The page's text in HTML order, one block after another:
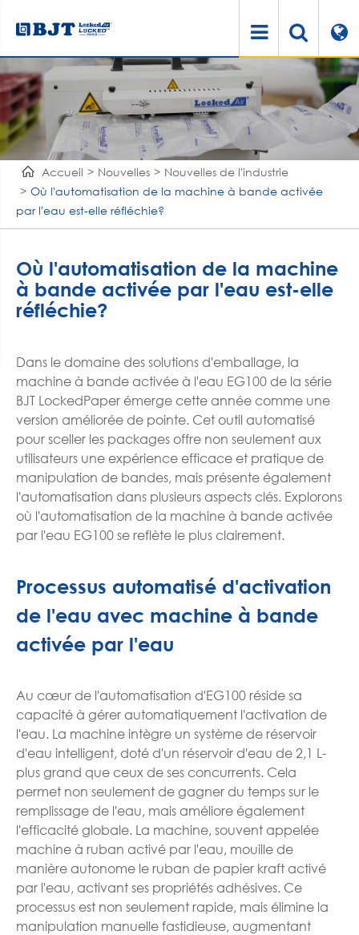
Accueil Nouvelles
Nouvelles de l'industrie
Où l'automatisation de la machine à bande activée
par l'eau est-elle réfléchie?
Où l'automatisation de la machine
à bande activée par l'eau est-elle
réfléchie?
Dans le domaine des solutions d'emballage, la
machine à bande activée à l'eau EG100 de la série
BJT LockedPaper émerge cette année comme une
version améliorée de pointe. Cet outil automatisé
pour sceller les packages offre non seulement aux
utilisateurs une expérience efficace et pratique de
manipulation de bandes, mais présente également
l'automatisation dans plusieurs aspects clés. Explorons
où l'automatisation de la machine à bande activée
par l'eau EG100 se reflète le plus clairement.
Processus automatisé d'activation
de l'eau avec machine à bande
activée par l'eau
Au cœur de l'automatisation d'EG100 réside sa
capacité à gérer automatiquement l'activation de
l'eau. La machine intègre un système de réservoir
d'eau intelligent, doté d'un réservoir d'eau de 2,1 L-
plus grand que ceux de ses concurrents. Cela
permet non seulement de gagner du temps sur le
remplissage de l'eau, mais améliore également
l'efficacité globale. La machine, souvent appelée
machine à ruban activé par l'eau, mouille de
manière autonome le ruban de papier kraft activé
par l'eau, activant ses propriétés adhésives. Ce
processus est non seulement rapide, mais élimine la
manipulation manuelle fastidieuse, augmentant